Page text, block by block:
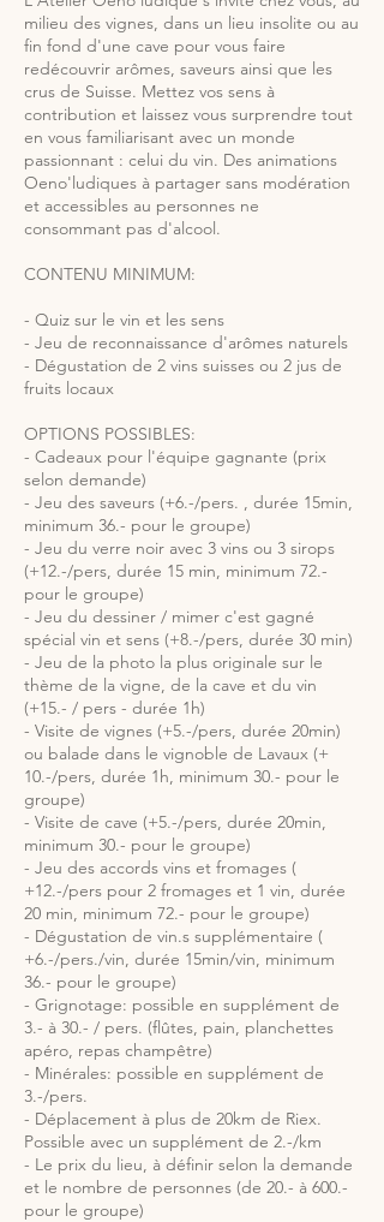
milieu des vignes, dans un lieu insolite ou au
fin fond d'une cave pour vous faire
redécouvrir arômes, saveurs ainsi que les
crus de Suisse. Mettez vos sens à
contribution et laissez vous surprendre tout
en vous familiarisant avec un monde
passionnant : celui du vin. Des animations
Oeno'ludiques à partager sans modération
et accessibles au personnes ne
consommant pas d'alcool.
CONTENU MINIMUM:
- Quiz sur le vin et les sens
- Jeu de reconnaissance d'arômes naturels
- Dégustation de 2 vins suisses ou 2 jus de
fruits locaux
OPTIONS POSSIBLES:
- Cadeaux pour l'équipe gagnante (prix
selon demande)
- Jeu des saveurs (+6.-/pers. , durée 15min,
minimum 36.- pour le groupe)
- Jeu du verre noir avec 3 vins ou 3 sirops
(+12.-/pers, durée 15 min, minimum 72.-
pour le groupe)
- Jeu du dessiner / mimer c'est gagné
spécial vin et sens (+8.-/pers, durée 30 min)
- Jeu de la photo la plus originale sur le
thème de la vigne, de la cave et du vin
(+15.- / pers - durée 1h)
- Visite de vignes (+5.-/pers, durée 20min)
ou balade dans le vignoble de Lavaux (+
10.-/pers, durée 1h, minimum 30.- pour le
groupe)
- Visite de cave (+5.-/pers, durée 20min,
minimum 30.- pour le groupe)
- Jeu des accords vins et fromages (
+12.-/pers pour 2 fromages et 1 vin, durée
20 min, minimum 72.- pour le groupe)
- Dégustation de vin.s supplémentaire (
+6.-/pers./vin, durée 15min/vin, minimum
36.- pour le groupe)
- Grignotage: possible en supplément de
3.- à 30.- / pers. (flûtes, pain, planchettes
apéro, repas champêtre)
- Minérales: possible en supplément de
3.-/pers.
- Déplacement à plus de 20km de Riex.
Possible avec un supplément de 2.-/km
- Le prix du lieu, à définir selon la demande
et le nombre de personnes (de 20.- à 600.-
pour le groupe)